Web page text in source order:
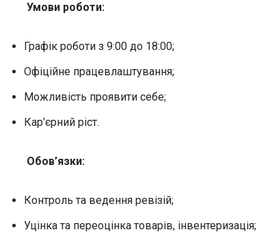
Умови роботи:
Графік роботи з 9:00 до 18:00;
Офіційне працевлаштування;
Можливість проявити себе;
Кар’єрний ріст.
Обов’язки:
Контроль та ведення ревізій;
Уцінка та переоцінка товарів, інвентеризація;